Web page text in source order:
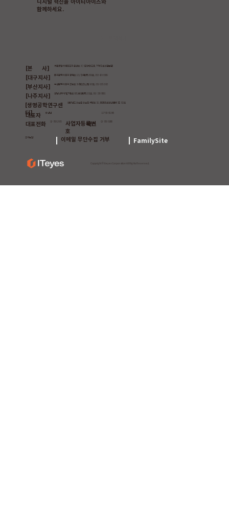
​함께하세요.
[본 사]
[대구지사]
서울특별시 영등포구 은행로 37, 5층(여의도동, 기계진흥회관본관)
[부산지사]
대구광역시 중구 동덕로 115, 진석타워 809호, 053-429-6589
[나주지사]
부산광역시 동구 조방로 39 썬오피스텔 907호, 051-635-2972
[생명공학연구센
터]
전남 나주시 빛가람로 685, 비전타워 201호, 061-336-8801
전라남도 화순군 화순읍 서양로 322, 미래의료혁신센터 3층 302호
대표자 이성남
사업자등록번
호
117-81-81348
대표전화 02-783-2970 팩스 02-783-5088
Copyright © iteyes Corporation All Rights Reserved.
오시는길 이메일 무단수집 거부 FamilySite